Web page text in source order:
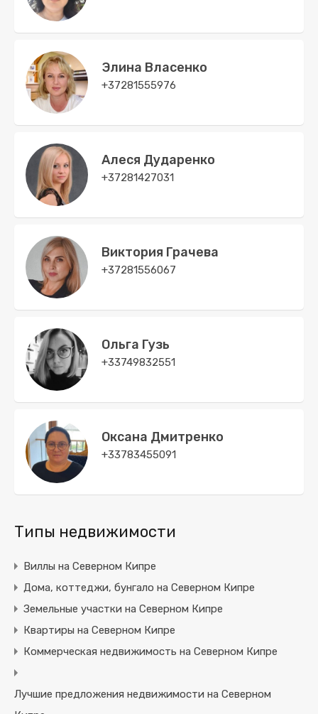
Элина Власенко
+37281555976
Алеся Дударенко
+37281427031
Виктория Грачева
+37281556067
Ольга Гузь
+33749832551
Оксана Дмитренко
+33783455091
Типы недвижимости
Виллы на Северном Кипре
Дома, коттеджи, бунгало на Северном Кипре
Земельные участки на Северном Кипре
Квартиры на Северном Кипре
Коммерческая недвижимость на Северном Кипре
Лучшие предложения недвижимости на Северном